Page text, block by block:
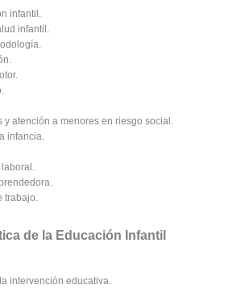
infantil.
infantil.
atención a menores en riesgo social.
infancia.
trabajo.
de la Educación Infantil
intervención educativa.